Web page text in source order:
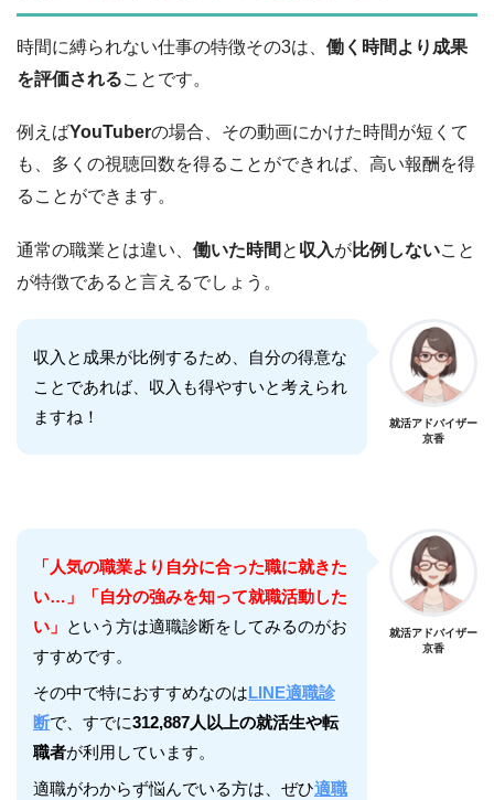
時間に縛られない仕事の特徴その3は、 働く時間より成果
を評価されることです。
例えばYouTuberの場合、その動画にかけた時間が短くて
も、多くの視聴回数を得ることができれば、高い報酬を得
ることができます。
通常の職業とは違い、 働いた時間 と 収入が比例しないこと
が特徴であると言えるでしょう。
収入と成果が比例するため、自分の得意な
ことであれば、収入も得やすいと考えられ
ますね！
就活アドバイザー
京香
「人気の職業より自分に合った職に就きた
い…」「自分の強みを知って就職活動した
い」 という方は適職診断をしてみるのがお
すすめです。
その中で特におすすめなのはLINE適職診
断で、すでに312,887人以上の就活生や転
職者が利用しています。
適職がわからず悩んでいる方は、ぜひ適職
就活アドバイザー
京香